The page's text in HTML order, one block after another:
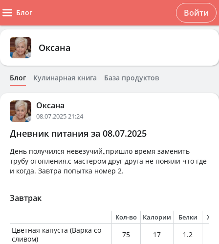
Блог Войти
Оксана
Блог Кулинарная книга База продуктов
Оксана
08.07.2025 21:24
Дневник питания за 08.07.2025
День получился невезучий,,пришло время заменить
трубу отопления,с мастером друг друга не поняли что где
и когда. Завтра попытка номер 2.
Завтрак
Кол-во Калории Белки
Цветная капуста (Варка со
сливом)
75 17 1.2